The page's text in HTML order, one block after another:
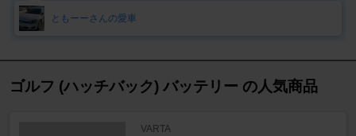
ともーーさんの愛車
ゴルフ (ハッチバック) バッテリー の人気商品
VARTA